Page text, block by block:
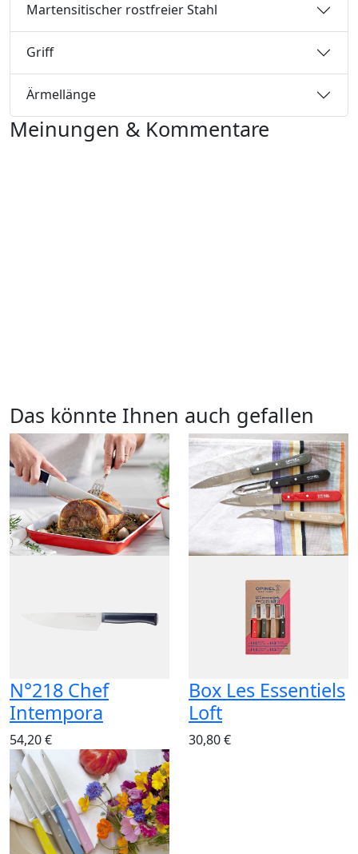
Martensitischer rostfreier Stahl
Griff
Ärmellänge
Meinungen & Kommentare
Das könnte Ihnen auch gefallen
N°218 Chef
Intempora
54,20 €
Box Les Essentiels
Loft
30,80 €